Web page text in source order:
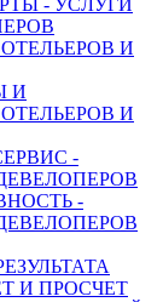
- УСЛУГИ
И
И
И
-
-
И ПРОСЧЕТ